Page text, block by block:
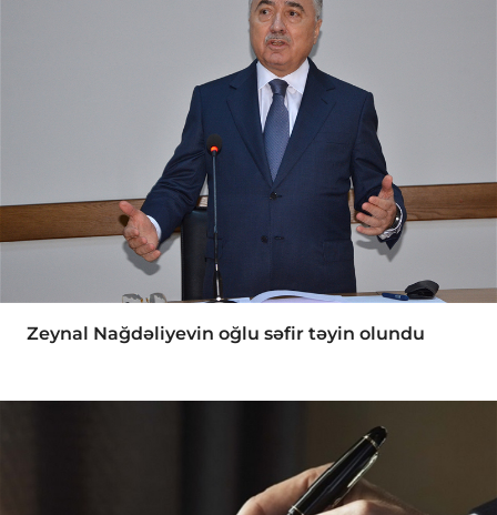
Zeynal Nağdəliyevin oğlu səfir təyin olundu